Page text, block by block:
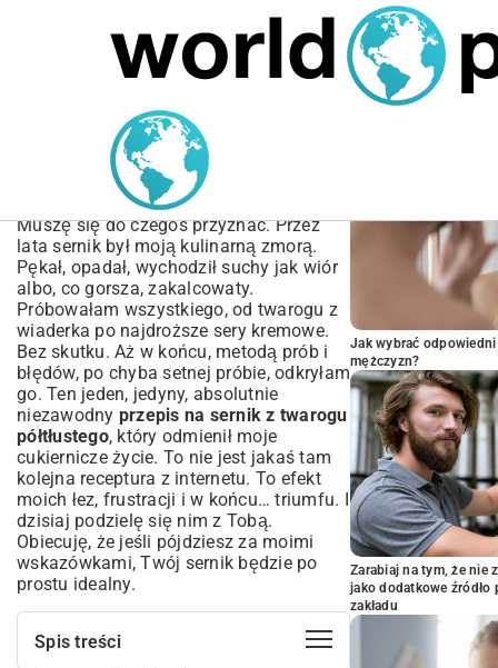
MARIUSZ ŁAMAGA 05.10.2025
Przepis na Sernik z
Twarogu Półtłustego –
Sekret Idealnego Wypieku
Muszę się do czegoś przyznać. Przez
lata sernik był moją kulinarną zmorą.
Pękał, opadał, wychodził suchy jak wiór
albo, co gorsza, zakalcowaty.
Próbowałam wszystkiego, od twarogu z
wiaderka po najdroższe sery kremowe.
Bez skutku. Aż w końcu, metodą prób i
błędów, po chyba setnej próbie, odkryłam
go. Ten jeden, jedyny, absolutnie
niezawodny przepis na sernik z twarogu
półtłustego, który odmienił moje
cukiernicze życie. To nie jest jakaś tam
kolejna receptura z internetu. To efekt
moich łez, frustracji i w końcu… triumfu. I
dzisiaj podzielę się nim z Tobą.
Obiecuję, że jeśli pójdziesz za moimi
wskazówkami, Twój sernik będzie po
prostu idealny.
Spis treści
Jak wybrać
mężczyzn?
Zarabiaj na tym, że nie
jako dodatkowe
zakładu